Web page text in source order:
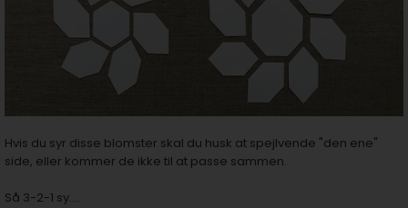
Hvis du syr disse blomster skal du husk at spejlvende "den ene"
side, eller kommer de ikke til at passe sammen.
Så 3-2-1 sy....